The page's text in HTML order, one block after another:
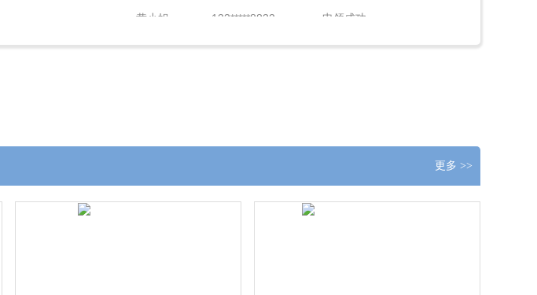
更多 >>